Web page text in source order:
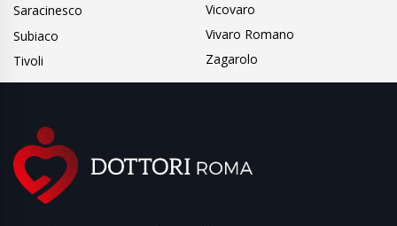
Saracinesco
Subiaco
Tivoli
Vicovaro
Vivaro Romano
Zagarolo